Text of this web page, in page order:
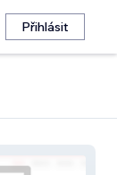
Přihlásit